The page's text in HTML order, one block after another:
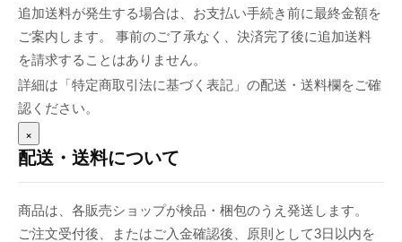
追加送料が発生する場合は、お支払い手続き前に最終金額を
ご案内します。 事前のご了承なく、決済完了後に追加送料
を請求することはありません。
詳細は「特定商取引法に基づく表記」の配送・送料欄をご確
認ください。
×
配送・送料について
商品は、各販売ショップが検品・梱包のうえ発送します。
ご注文受付後、またはご入金確認後、原則として3日以内を